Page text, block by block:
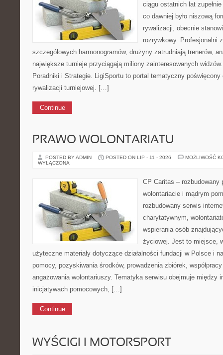
ciągu ostatnich lat
co dawniej było niszową
rywalizacji, obecnie
rozrywkowy. Profesjonalni
szczegółowych harmonogramów, drużyny zatrudniają trenerów,
największe turnieje przyciągają miliony zainteresowanych
Poradniki i Strategie. LigiSportu to portal tematyczny poświęcony
rywalizacji turniejowej. […]
Continue
PRAWO WOLONTARIATU
POSTED BY ADMIN POSTED ON LIP - 11 - 2026
MOŻLIWOŚĆ
WYŁĄCZONA
CP Caritas – rozbudowany
wolontariacie i mądrym
rozbudowany serwis
charytatywnym,
wspierania osób
życiowej. Jest to miejsce,
użyteczne materiały dotyczące działalności fundacji w Polsce i
pomocy, pozyskiwania środków, prowadzenia zbiórek,
angażowania wolontariuszy. Tematyka serwisu obejmuje między
inicjatywach pomocowych, […]
Continue
WYŚCIGI I MOTORSPORT